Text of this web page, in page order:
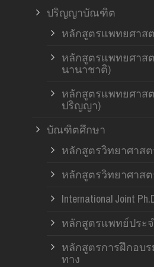
ปริญญาบัณฑิต
หลักสูตรแพทยศา
หลักสูตรแพทยศา
นานาชาติ)
หลักสูตรแพทยศาส
ปริญญา)
บัณฑิตศึกษา
หลักสูตรวิทยาศาส
หลักสูตรวิทยาศา
International Joint
หลักสูตรแพทย์ประ
หลักสูตรการฝึกอบ
ทาง